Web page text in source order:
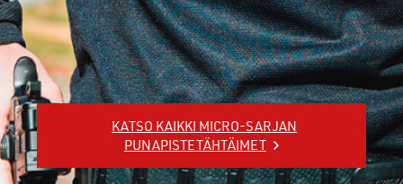
KATSO KAIKKI MICRO-SARJAN
PUNAPISTETÄHTÄIMET